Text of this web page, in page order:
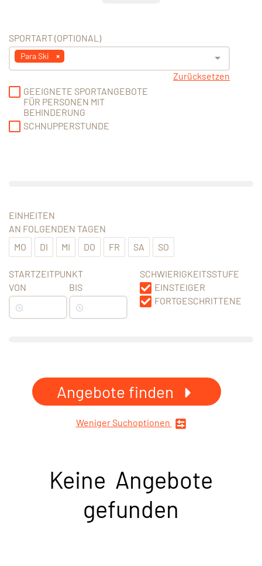
SPORTART (OPTIONAL)
Para Ski
Zurücksetzen
GEEIGNETE SPORTANGEBOTE
FÜR PERSONEN MIT
BEHINDERUNG
SCHNUPPERSTUNDE
EINHEITEN
AN FOLGENDEN TAGEN
MO
DI MI DO FR SA SO
STARTZEITPUNKT
VON
BIS
SCHWIERIGKEITSSTUFE
EINSTEIGER
FORTGESCHRITTENE
Angebote finden
Weniger Suchoptionen
Keine Angebote
gefunden